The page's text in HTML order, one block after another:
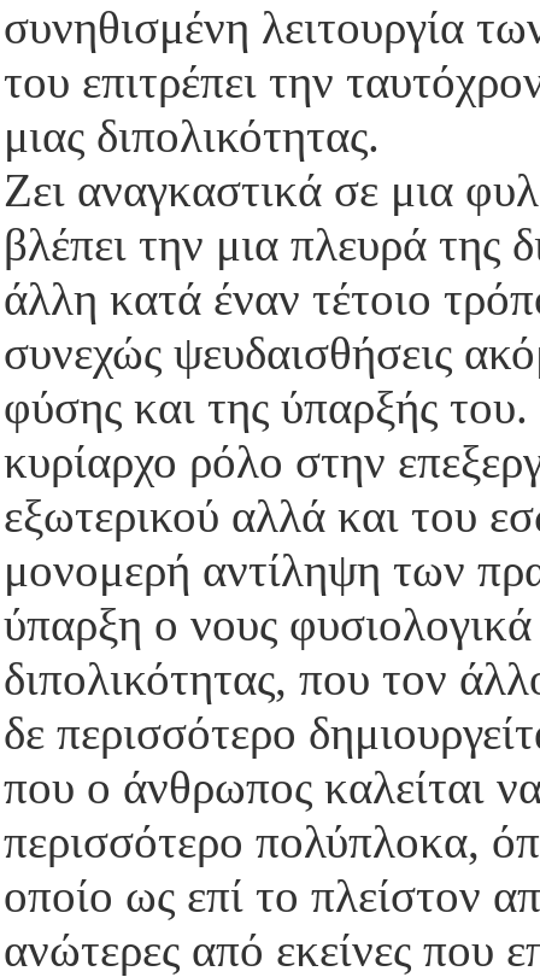
συνηθισμένη λειτουργία
του επιτρέπει την
μιας διπολικότητας.
Ζει αναγκαστικά σε μια
βλέπει την μια πλευρά της
άλλη κατά έναν τέτοιο
συνεχώς ψευδαισθήσεις
φύσης και της ύπαρξής
κυρίαρχο ρόλο στην
εξωτερικού αλλά και του
μονομερή αντίληψη των
ύπαρξη ο νους
διπολικότητας, που τον
δε περισσότερο
που ο άνθρωπος καλείται
περισσότερο πολύπλοκα,
οποίο ως επί το πλείστον
ανώτερες από εκείνες που